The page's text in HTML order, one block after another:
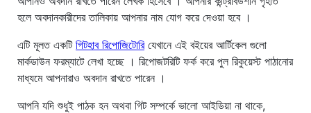
হলে অবদানকারীদের তালিকায় আপনার নাম যোগ করে দেওয়া হবে ।
এটি মূলত একটি গিটহাব রিপোজিটোরিযেখানে এই বইয়ের আর্টিকেল গুলো
মার্কডাউন ফরম্যাটে লেখা হচ্ছে । রিপোজটরিটি ফর্ক করে পুল রিকুয়েস্ট পাঠানোর
মাধ্যমে আপনারাও অবদান রাখতে পারেন ।
আপনি যদি শুধুই পাঠক হন অথবা গিট সম্পর্কে ভালো আইডিয়া না থাকে,